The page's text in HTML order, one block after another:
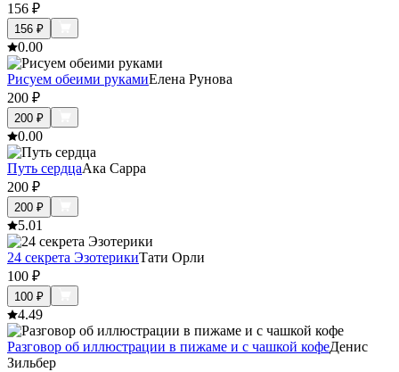
156 ₽
156 ₽
0.00
Рисуем обеими рукамиЕлена Рунова
200 ₽
200 ₽
0.00
Путь сердцаАка Сарра
200 ₽
200 ₽
5.01
24 секрета ЭзотерикиТати Орли
100 ₽
100 ₽
4.49
Разговор об иллюстрации в пижаме и с чашкой кофеДенис
Зильбер